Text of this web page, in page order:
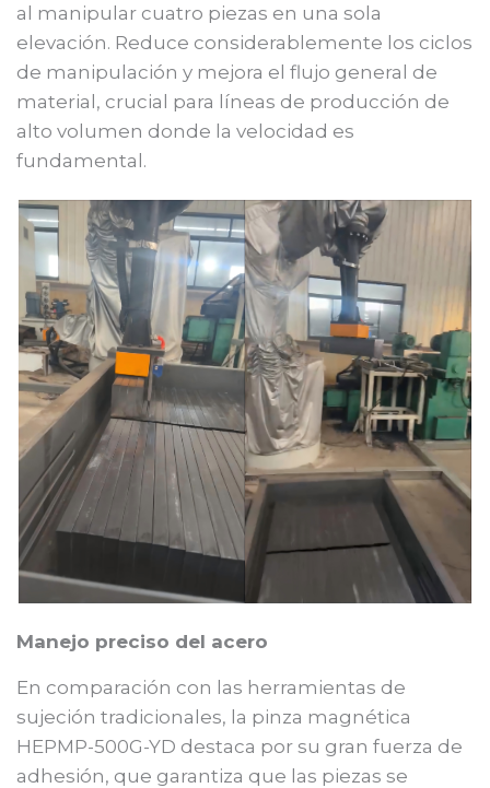
al manipular cuatro piezas en una sola
elevación. Reduce considerablemente los ciclos
de manipulación y mejora el flujo general de
material, crucial para líneas de producción de
alto volumen donde la velocidad es
fundamental.
Manejo preciso del acero
En comparación con las herramientas de
sujeción tradicionales, la pinza magnética
HEPMP-500G-YD destaca por su gran fuerza de
adhesión, que garantiza que las piezas se